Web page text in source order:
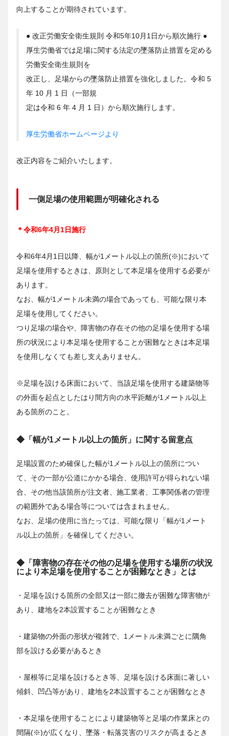
向上することが期待されています。
● 改正労働安全衛生規則 令和5年10月1日から順次施行 ●
厚生労働省では足場に関する法定の墜落防止措置を定める
労働安全衛生規則を
改正し、足場からの墜落防止措置を強化しました。令和 5
年 10 月 1 日（一部規
定は令和 6 年 4 月 1 日）から順次施行します。
厚生労働省ホームページより
改正内容をご紹介いたします。
一側足場の使用範囲が明確化される
＊令和6年4月1日施行
令和6年4月1日以降、幅が1メートル以上の箇所(※)において
足場を使用するときは、原則として本足場を使用する必要が
あります。
なお、幅が1メートル未満の場合であっても、可能な限り本
足場を使用してください。
つり足場の場合や、障害物の存在その他の足場を使用する場
所の状況により本足場を使用することが困難なときは本足場
を使用しなくても差し支えありません。
※足場を設ける床面において、当該足場を使用する建築物等
の外面を起点としたはり間方向の水平距離が1メートル以上
ある箇所のこと。
◆「幅が1メートル以上の箇所」に関する留意点
足場設置のため確保した幅が1メートル以上の箇所につい
て、その一部が公道にかかる場合、使用許可が得られない場
合、その他当該箇所が注文者、施工業者、工事関係者の管理
の範囲外である場合等については含まれません。
なお、足場の使用に当たっては、可能な限り「幅が1メート
ル以上の箇所」を確保してください。
◆「障害物の存在その他の足場を使用する場所の状況
により本足場を使用することが困難なとき」とは
・足場を設ける箇所の全部又は一部に撤去が困難な障害物が
あり、建地を2本設置することが困難なとき
・建築物の外面の形状が複雑で、1メートル未満ごとに隅角
部を設ける必要があるとき
・屋根等に足場を設けるとき等、足場を設ける床面に著しい
傾斜、凹凸等があり、建地を2本設置することが困難なとき
・本足場を使用することにより建築物等と足場の作業床との
間隔(※)が広くなり、墜落・転落災害のリスクが高まるとき